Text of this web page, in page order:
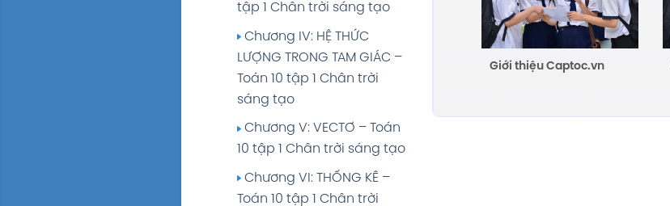
tập 1 Chân trời sáng tạo
Chương IV: HỆ THỨC
LƯỢNG TRONG TAM GIÁC –
Toán 10 tập 1 Chân trời
sáng tạo
Chương V: VECTƠ – Toán
10 tập 1 Chân trời sáng tạo
Chương VI: THỐNG KÊ –
Toán 10 tập 1 Chân trời
Giới thiệu Captoc.vn